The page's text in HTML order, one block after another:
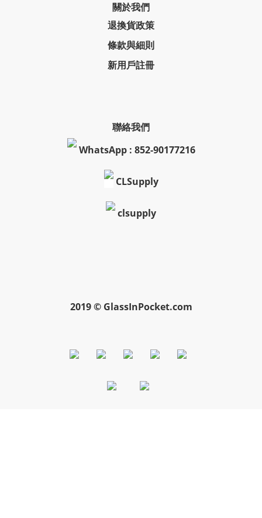
關於我們
退換貨政策
條款與細則
新用戶註冊
聯絡我們
WhatsApp : 852-90177216
CLSupply
clsupply
2019 © GlassInPocket.com